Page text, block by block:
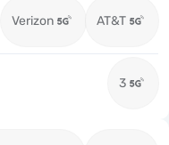
Verizon AT&T
3